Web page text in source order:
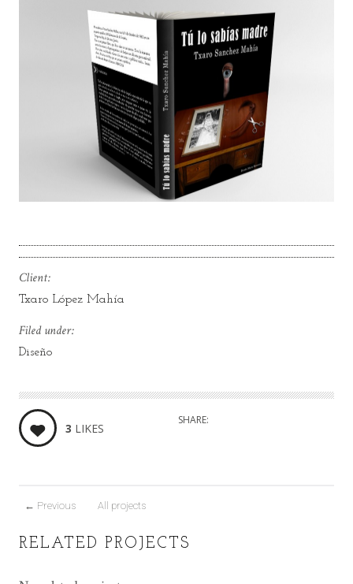
Client:
Txaro López Mahía
Filed under:
Diseño
3 LIKES
SHARE:
RELATED PROJECTS
← Previous All projects